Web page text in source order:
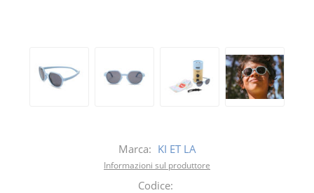
Marca: KI ET LA
Informazioni sul produttore
Codice: